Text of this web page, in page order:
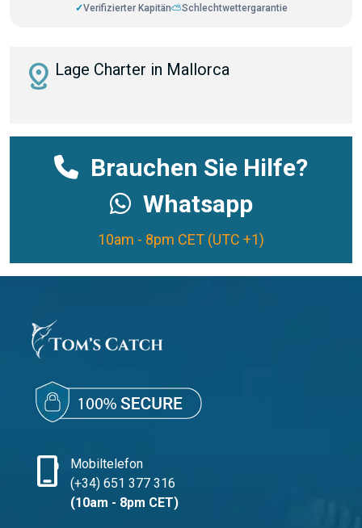
✓Verifizierter Kapitän⛅Schlechtwettergarantie
distance Lage Charter in Mallorca
Brauchen Sie Hilfe?
Whatsapp
10am - 8pm CET (UTC +1)
phone_iphone
Mobiltelefon
(+34) 651 377 316
(10am - 8pm CET)